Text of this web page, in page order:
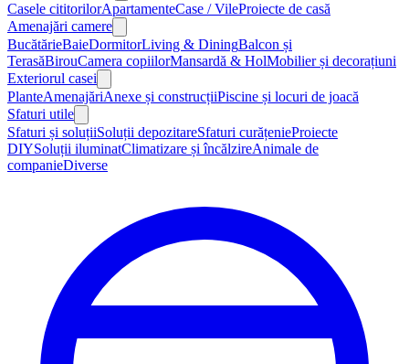
Casele cititorilorApartamenteCase / VileProiecte de casă
Amenajări camere
BucătărieBaieDormitorLiving & DiningBalcon și
TerasăBirouCamera copiilorMansardă & HolMobilier și decorațiuni
Exteriorul casei
PlanteAmenajăriAnexe și construcțiiPiscine și locuri de joacă
Sfaturi utile
Sfaturi și soluțiiSoluții depozitareSfaturi curățenieProiecte
DIYSoluții iluminatClimatizare și încălzireAnimale de
companieDiverse